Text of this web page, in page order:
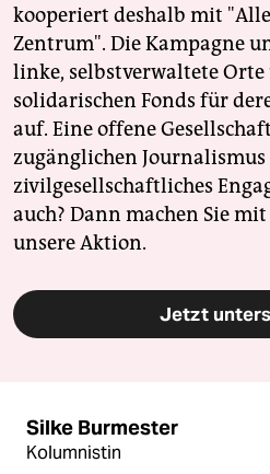
kooperiert deshalb mit
Zentrum". Die Kampagne
linke, selbstverwaltete
solidarischen Fonds für
auf. Eine offene
zugänglichen Journalismus
zivilgesellschaftliches
auch? Dann machen Sie
unsere Aktion.
Jetzt
Silke Burmester
Kolumnistin